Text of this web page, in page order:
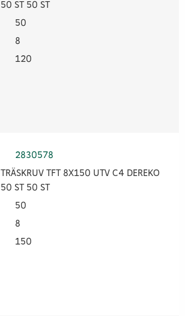
50 ST 50 ST
50
8
120
2830578
TRÄSKRUV TFT 8X150 UTV C4 DEREKO
50 ST 50 ST
50
8
150